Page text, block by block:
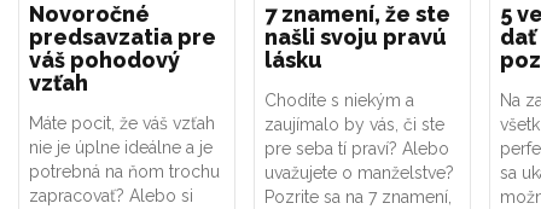
Novoročné
predsavzatia pre
váš pohodový
vzťah
Máte pocit, že váš vzťah
nie je úplne ideálne a je
potrebná na ňom trochu
zapracovať? Alebo si
7 znamení, že ste
našli svoju pravú
lásku
Chodíte s niekým a
zaujímalo by vás, či ste
pre seba tí praví? Alebo
uvažujete o manželstve?
Pozrite sa na 7 znamení,
5
dať
Na
sa